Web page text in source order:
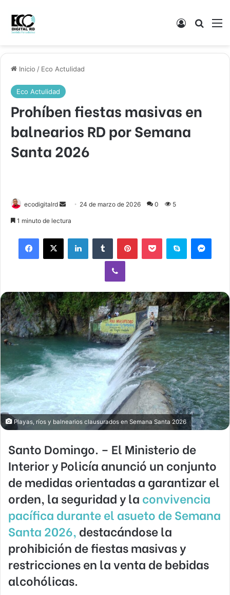
Acceso
Inicio / Eco Actulidad
Eco Actulidad
Prohíben fiestas masivas en
balnearios RD por Semana
Santa 2026
ecodigitalrd
Send 24 de marzo de 2026 0 5
1 minuto de lectura
Facebook
X LinkedInTumblr PinterestPocket Skype
Viber
Playas, ríos y balnearios clausurados en Semana Santa 2026
Santo Domingo. – El Ministerio de
Interior y Policía anunció un conjunto
de medidas orientadas a garantizar el
orden, la seguridad y la convivencia
pacífica durante el asueto de Semana
Santa 2026, destacándose la
prohibición de fiestas masivas y
restricciones en la venta de bebidas
alcohólicas.